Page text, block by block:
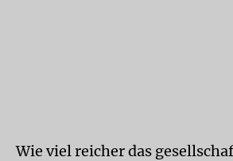
Wie viel reicher das